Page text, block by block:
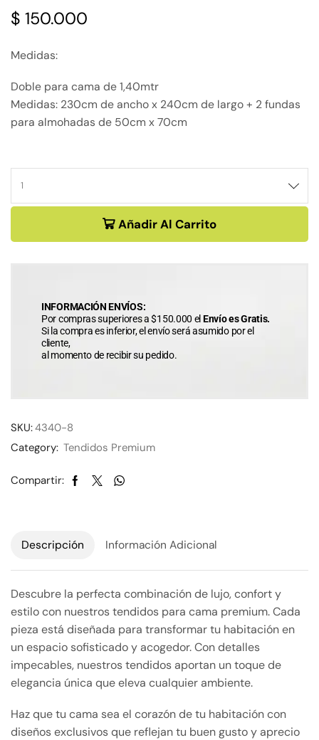
$ 150.000
Medidas:
Doble para cama de 1,40mtr
Medidas: 230cm de ancho x 240cm de largo + 2 fundas
para almohadas de 50cm x 70cm
Añadir Al Carrito
INFORMACIÓN ENVÍOS:
Por compras superiores a $150.000 el Envío es Gratis.
Si la compra es inferior, el envío será asumido por el
cliente,
al momento de recibir su pedido.
SKU:4340-8
Category: Tendidos Premium
Compartir:
Descripción Información Adicional
Descubre la perfecta combinación de lujo, confort y
estilo con nuestros tendidos para cama premium. Cada
pieza está diseñada para transformar tu habitación en
un espacio sofisticado y acogedor. Con detalles
impecables, nuestros tendidos aportan un toque de
elegancia única que eleva cualquier ambiente.
Haz que tu cama sea el corazón de tu habitación con
diseños exclusivos que reflejan tu buen gusto y aprecio